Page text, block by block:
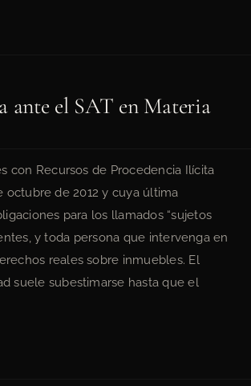
ante el SAT en Materia
con Recursos de Procedencia Ilícita
octubre de 2012 y cuya última
para los llamados “sujetos
y toda persona que intervenga en
reales sobre inmuebles. El
suele subestimarse hasta que el